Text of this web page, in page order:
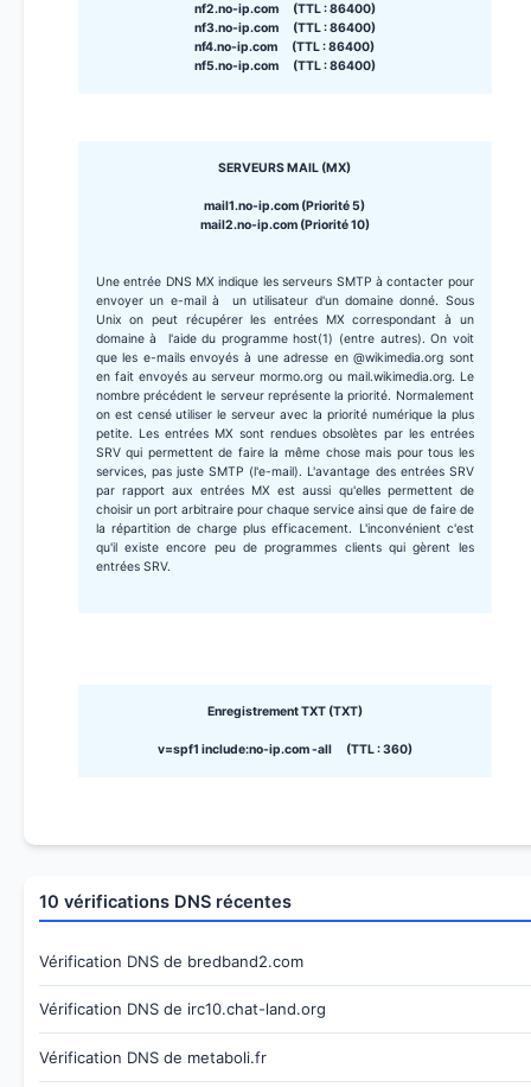
nf2.no-ip.com (TTL : 86400)
nf3.no-ip.com (TTL : 86400)
nf4.no-ip.com (TTL : 86400)
nf5.no-ip.com (TTL : 86400)
SERVEURS MAIL (MX)
mail1.no-ip.com (Priorité 5)
mail2.no-ip.com (Priorité 10)
Une entrée DNS MX indique les serveurs SMTP à contacter pour
envoyer un e-mail à un utilisateur d'un domaine donné. Sous
Unix on peut récupérer les entrées MX correspondant à un
domaine à l'aide du programme host(1) (entre autres). On voit
que les e-mails envoyés à une adresse en @wikimedia.org sont
en fait envoyés au serveur mormo.org ou mail.wikimedia.org. Le
nombre précédent le serveur représente la priorité. Normalement
on est censé utiliser le serveur avec la priorité numérique la plus
petite. Les entrées MX sont rendues obsolètes par les entrées
SRV qui permettent de faire la même chose mais pour tous les
services, pas juste SMTP (l'e-mail). L'avantage des entrées SRV
par rapport aux entrées MX est aussi qu'elles permettent de
choisir un port arbitraire pour chaque service ainsi que de faire de
la répartition de charge plus efficacement. L'inconvénient c'est
qu'il existe encore peu de programmes clients qui gèrent les
entrées SRV.
Enregistrement TXT (TXT)
v=spf1 include:no-ip.com -all (TTL : 360)
10 vérifications DNS récentes
Vérification DNS de bredband2.com
Vérification DNS de irc10.chat-land.org
Vérification DNS de metaboli.fr